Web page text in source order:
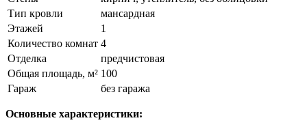
Тип кровли
мансардная
Этажей
1
Количество комнат 4
Отделка
предчистовая
Общая площадь, м² 100
Гараж
без гаража
Основные характеристики: